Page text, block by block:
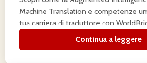
Machine Translation e competenze
tua carriera di traduttore con
Continua a leggere